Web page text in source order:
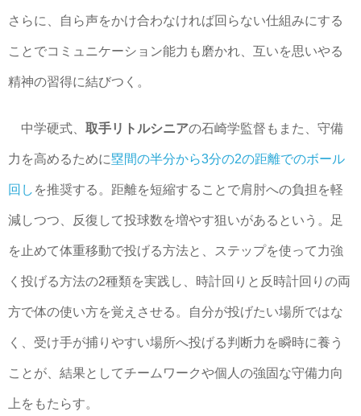
さらに、自ら声をかけ合わなければ回らない仕組みにする
ことでコミュニケーション能力も磨かれ、互いを思いやる
精神の習得に結びつく。
中学硬式、 取手リトルシニアの石崎学監督もまた、守備
力を高めるために塁間の半分から3分の2の距離でのボール
回し を推奨する。距離を短縮することで肩肘への負担を軽
減しつつ、反復して投球数を増やす狙いがあるという。足
を止めて体重移動で投げる方法と、ステップを使って力強
く投げる方法の2種類を実践し、時計回りと反時計回りの両
方で体の使い方を覚えさせる。自分が投げたい場所ではな
く、受け手が捕りやすい場所へ投げる判断力を瞬時に養う
ことが、結果としてチームワークや個人の強固な守備力向
上をもたらす。